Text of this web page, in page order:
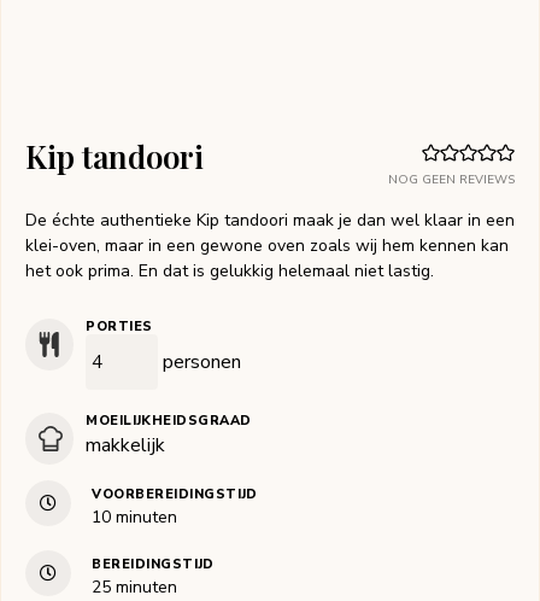
NOG GEEN REVIEWS
Kip tandoori
De échte authentieke Kip tandoori maak je dan wel klaar in een
klei-oven, maar in een gewone oven zoals wij hem kennen kan
het ook prima. En dat is gelukkig helemaal niet lastig.
PORTIES
personen
MOEILIJKHEIDSGRAAD
makkelijk
VOORBEREIDINGSTIJD
10minuten
minuten
BEREIDINGSTIJD
25minuten
minuten